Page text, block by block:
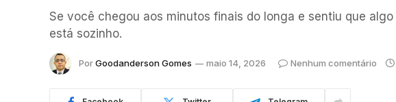
Se você chegou aos minutos finais do longa e sentiu que
está sozinho.
PorGoodanderson Gomes maio 14, 2026 Nenhum comentário